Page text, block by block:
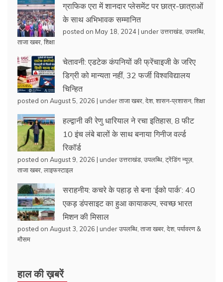
ग्राफिक एरा में शानदार प्लेसमेंट पर छात्र-छात्राओं
के साथ अभिभावक सम्मानित
posted on May 18, 2024 | underउत्तराखंड उपलब्धि
ताजा खबर शिक्षा
चेतावनी: एडटेक कंपनियों की फ्रेंचाइजी के जरिए
डिग्री को मान्यता नहीं, 32 फर्जी विश्वविद्यालय
चिन्हित
posted on August 5, 2026 | underताजा खबर देश, शासन-प्रशासन, शिक्षा
हल्द्वानी की रेणु धारियाल ने रचा इतिहास, 8 फीट
10 इंच लंबे बालों के साथ बनाया गिनीज वर्ल्ड
रिकॉर्ड
posted on August 9, 2026 | underउत्तराखंड उपलब्धि ट्रेंडिंग न्यूज़,
ताजा खबर लाइफस्टाइल
सराहनीय: कचरे के पहाड़ से बना ‘ईको पार्क’: 40
एकड़ डंपसाइट का हुआ कायाकल्प, स्वच्छ भारत
मिशन की मिसाल
posted on August 3, 2026 | underउपलब्धि ताजा खबर देश, पर्यावरण &
मौसम
हाल की ख़बरें